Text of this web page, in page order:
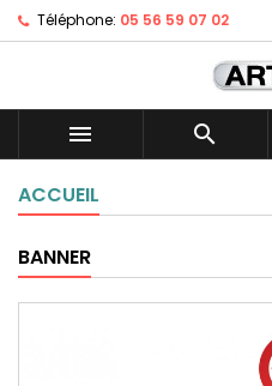
Téléphone: 05 56 59 07 02
 
ACCUEIL
BANNER